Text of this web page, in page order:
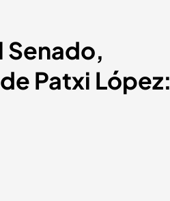
Senado,
Patxi López: